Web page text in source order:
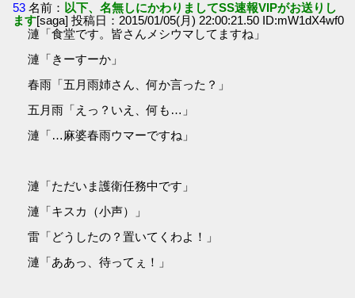
53 名前： 以下、名無しにかわりましてSS速報VIPがお送りし
ます[saga] 投稿日：2015/01/05(月) 22:00:21.50 ID:mW1dX4wf0
漣「食堂です。皆さんメシウマしてますね」
漣「きーすーか」
春雨「五月雨姉さん、何か言った？」
五月雨「えっ？いえ、何も…」
漣「…麻婆春雨ウマーですね」
漣「ただいま護衛任務中です」
漣「キスカ（小声）」
雷「どうしたの？置いてくわよ！」
漣「ああっ、待ってぇ！」